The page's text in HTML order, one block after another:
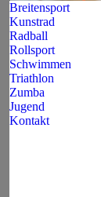
Breitensport
Kunstrad
Radball
Rollsport
Schwimmen
Triathlon
Zumba
Jugend
Kontakt